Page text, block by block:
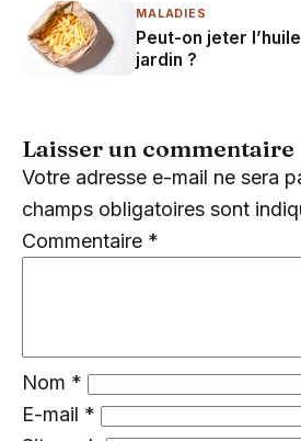
MALADIES
Peut-on jeter
jardin ?
Laisser un commentaire
Votre adresse e-mail ne sera
champs obligatoires sont
Commentaire *
Nom *
E-mail *